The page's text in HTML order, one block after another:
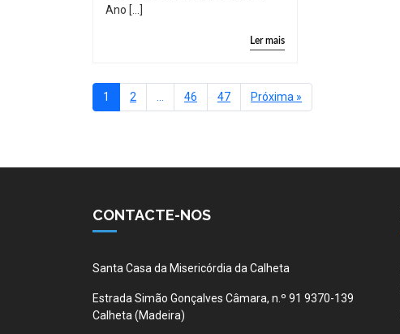
Ano […]
Ler mais
1 2 46 47 Próxima »
CONTACTE-NOS
Santa Casa da Misericórdia da Calheta
Estrada Simão Gonçalves Câmara, n.º 91 9370-139
Calheta (Madeira)